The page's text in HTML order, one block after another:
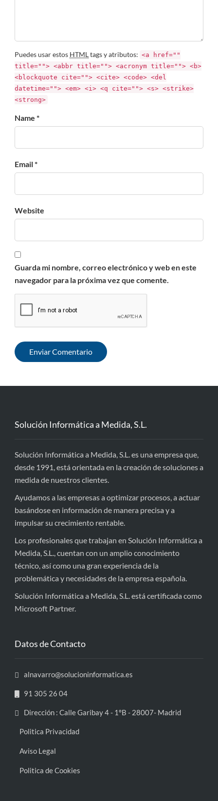
Puedes usar estos HTMLtags y atributos: <a href=""
title=""> <abbr title=""> <acronym title=""> <b>
<blockquote cite=""> <cite> <code> <del
datetime=""> <em> <i> <q cite=""> <s> <strike>
<strong>
Name *
Email *
Website
Guarda mi nombre, correo electrónico y web en este
navegador para la próxima vez que comente.
Solución Informática a Medida, S.L.
Solución Informática a Medida, S.L. es una empresa que,
desde 1991, está orientada en la creación de soluciones a
medida de nuestros clientes.
Ayudamos a las empresas a optimizar procesos, a actuar
basándose en información de manera precisa y a
impulsar su crecimiento rentable.
Los profesionales que trabajan en Solución Informática a
Medida, S.L., cuentan con un amplio conocimiento
técnico, así como una gran experiencia de la
problemática y necesidades de la empresa española.
Solución Informática a Medida, S.L. está certificada como
Microsoft Partner.
Datos de Contacto
alnavarro@solucioninformatica.es
91 305 26 04
Dirección : Calle Garibay 4 - 1ºB - 28007- Madrid
Politica Privacidad
Aviso Legal
Politica de Cookies